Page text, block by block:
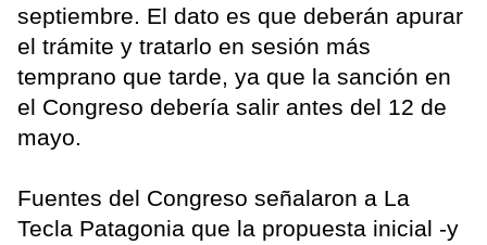
septiembre. El dato es que deberán apurar
el trámite y tratarlo en sesión más
temprano que tarde, ya que la sanción en
el Congreso debería salir antes del 12 de
mayo.
Fuentes del Congreso señalaron a La
Tecla Patagonia que la propuesta inicial -y